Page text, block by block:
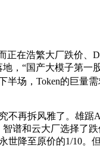
在浩繁大厂跌价、
，“国产大模子第一
场，Token的巨量
再拆风雅了。雄踞
谱和云大厂选择了
降至原价的1/10。